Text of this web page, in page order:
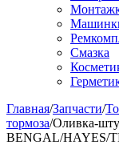
Смазка
Главная/Запчасти/
тормоза/Оливка-
BENGAL/HAYES/